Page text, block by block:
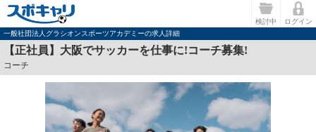
検討中
ログイン
一般社団法人グラシオンスポーツアカデミーの求人詳細
【正社員】大阪でサッカーを仕事に!コーチ募集!
コーチ